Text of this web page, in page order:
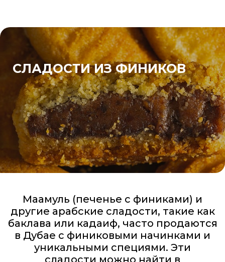
СЛАДОСТИ ИЗ ФИНИКОВ
Маамуль (печенье с финиками) и
другие арабские сладости, такие как
баклава или кадаиф, часто продаются
в Дубае с финиковыми начинками и
уникальными специями. Эти
сладости можно найти в